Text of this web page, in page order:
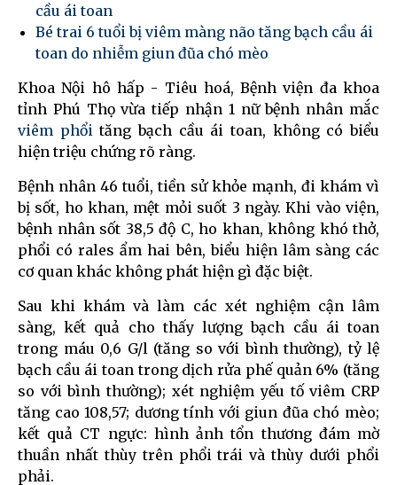
cầu ái toan
Bé trai 6 tuổi bị viêm màng não tăng bạch cầu ái
toan do nhiễm giun đũa chó mèo
Khoa Nội hô hấp - Tiêu hoá, Bệnh viện đa khoa
tỉnh Phú Thọ vừa tiếp nhận 1 nữ bệnh nhân mắc
viêm phổităng bạch cầu ái toan, không có biểu
hiện triệu chứng rõ ràng.
Bệnh nhân 46 tuổi, tiền sử khỏe mạnh, đi khám vì
bị sốt, ho khan, mệt mỏi suốt 3 ngày. Khi vào viện,
bệnh nhân sốt 38,5 độ C, ho khan, không khó thở,
phổi có rales ẩm hai bên, biểu hiện lâm sàng các
cơ quan khác không phát hiện gì đặc biệt.
Sau khi khám và làm các xét nghiệm cận lâm
sàng, kết quả cho thấy lượng bạch cầu ái toan
trong máu 0,6 G/l (tăng so với bình thường), tỷ lệ
bạch cầu ái toan trong dịch rửa phế quản 6% (tăng
so với bình thường); xét nghiệm yếu tố viêm CRP
tăng cao 108,57; dương tính với giun đũa chó mèo;
kết quả CT ngực: hình ảnh tổn thương đám mờ
thuần nhất thùy trên phổi trái và thùy dưới phổi
phải.